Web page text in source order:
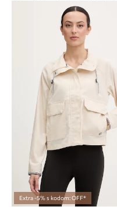
Extra -5% s kodom: OFF*